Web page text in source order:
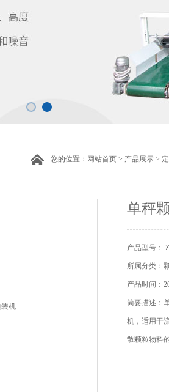
您的位置： 网站首页 > 产品展示 >
单秤
产品型号：
所属分类：
产品时间：
简要描述：
机，适用于
散颗粒物料